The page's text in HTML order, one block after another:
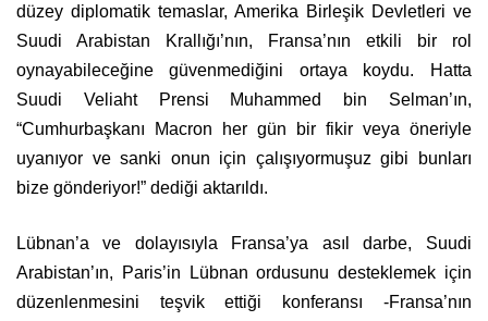
düzey diplomatik temaslar, Amerika Birleşik Devletleri ve
Suudi Arabistan Krallığı’nın, Fransa’nın etkili bir rol
oynayabileceğine güvenmediğini ortaya koydu. Hatta
Suudi Veliaht Prensi Muhammed bin Selman’ın,
“Cumhurbaşkanı Macron her gün bir fikir veya öneriyle
uyanıyor ve sanki onun için çalışıyormuşuz gibi bunları
bize gönderiyor!” dediği aktarıldı.
Lübnan’a ve dolayısıyla Fransa’ya asıl darbe, Suudi
Arabistan’ın, Paris’in Lübnan ordusunu desteklemek için
düzenlenmesini teşvik ettiği konferansı -Fransa’nın